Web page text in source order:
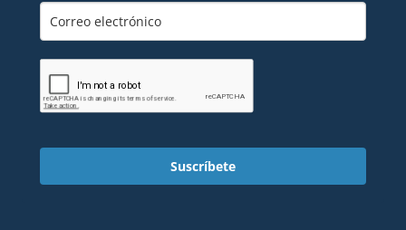
Suscríbete